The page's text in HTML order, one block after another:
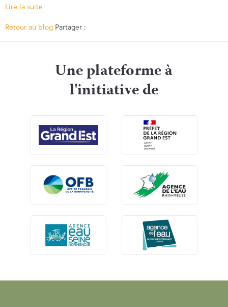
Lire la suite
Retour au blog Partager :
Une plateforme à
l'initiative de